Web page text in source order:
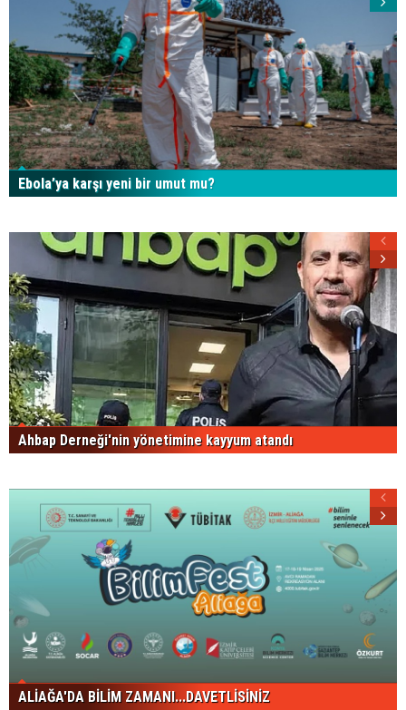
Ebola’ya karşı yeni bir umut mu?
Ahbap Derneği'nin yönetimine kayyum atandı
ALİAĞA'DA BİLİM ZAMANI...DAVETLİSİNİZ